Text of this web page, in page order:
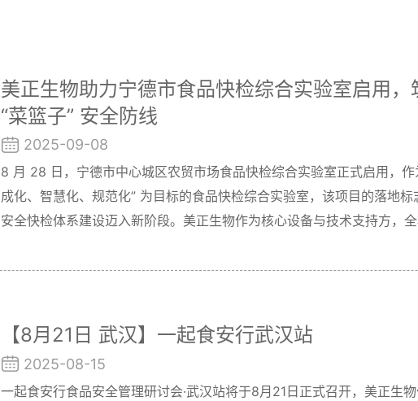
美正生物助力宁德市食品快检综合实验室启用，
“菜篮子” 安全防线
2025-09-08
8 月 28 日，宁德市中心城区农贸市场食品快检综合实验室正式启用，作
成化、智慧化、规范化” 为目标的食品快检综合实验室，该项目的落地标
安全快检体系建设迈入新阶段。美正生物作为核心设备与技术支持方，
【8月21日 武汉】一起食安行武汉站
2025-08-15
一起食安行食品安全管理研讨会·武汉站将于8月21日正式召开，美正生